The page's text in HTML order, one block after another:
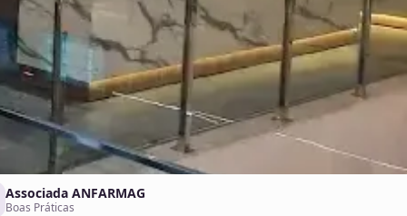
Associada ANFARMAG
Boas Práticas